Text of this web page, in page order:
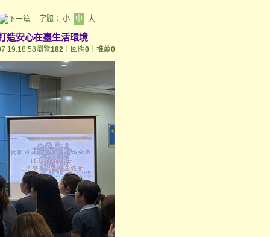
字體： 小 中 大
造安心在臺生活環境
19:18:58瀏覽182 ｜回應0 ｜推薦0